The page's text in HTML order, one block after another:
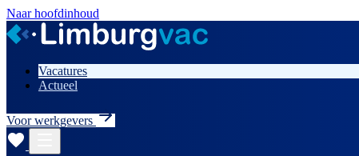
Naar hoofdinhoud
Vacatures
Actueel
Voor werkgevers